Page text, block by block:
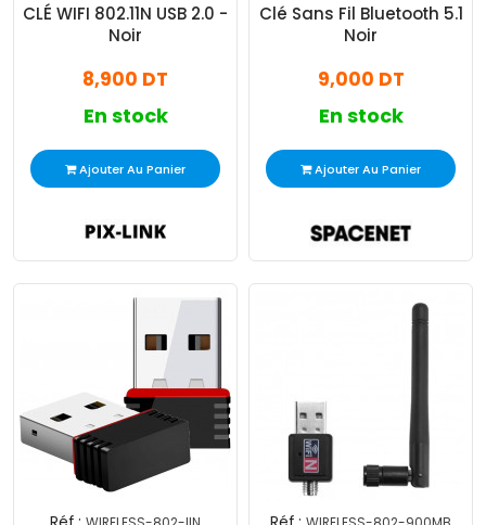
CLÉ WIFI 802.11N USB 2.0 -
Noir
8,900 DT
En stock
Ajouter Au Panier
Clé Sans Fil Bluetooth 5.1
Noir
9,000 DT
En stock
Ajouter Au Panier